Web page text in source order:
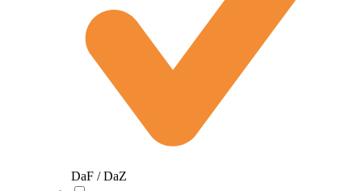
DaF / DaZ